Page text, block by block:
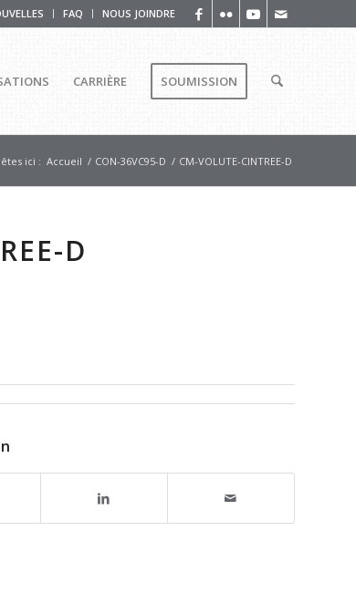
FAQ NOUS JOINDRE
CARRIÈRE SOUMISSION
ici : Accueil / CON-36VC95-D / CM-VOLUTE-CINTREE-D
D